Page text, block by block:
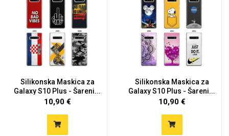
Silikonska Maskica za
Galaxy S10 Plus - Šareni...
10,90 €
Silikonska Maskica za
Galaxy S10 Plus - Šareni...
10,90 €